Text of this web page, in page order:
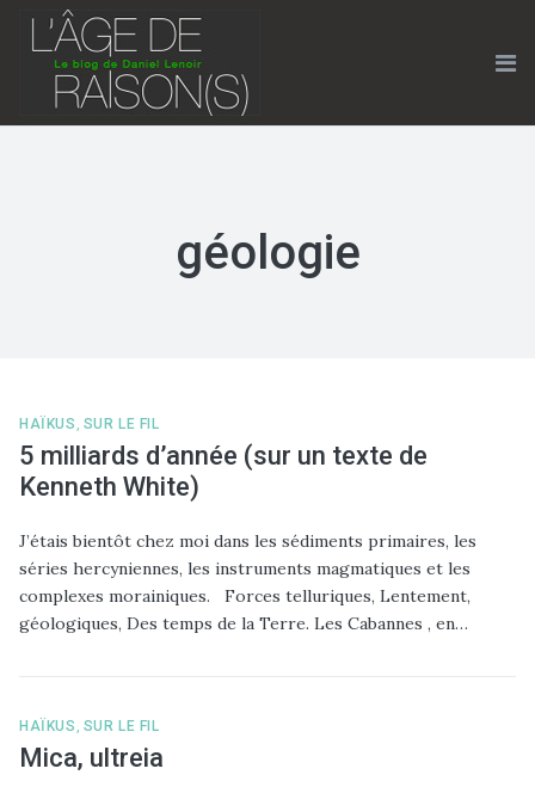
Skip
content
géologie
HAÏKUS SUR LE FIL
5 milliards d’année (sur un texte de
Kenneth White)
J’étais bientôt chez moi dans les sédiments primaires, les
séries hercyniennes, les instruments magmatiques et les
complexes morainiques. Forces telluriques, Lentement,
géologiques, Des temps de la Terre. Les Cabannes , en…
HAÏKUS SUR LE FIL
Mica, ultreia